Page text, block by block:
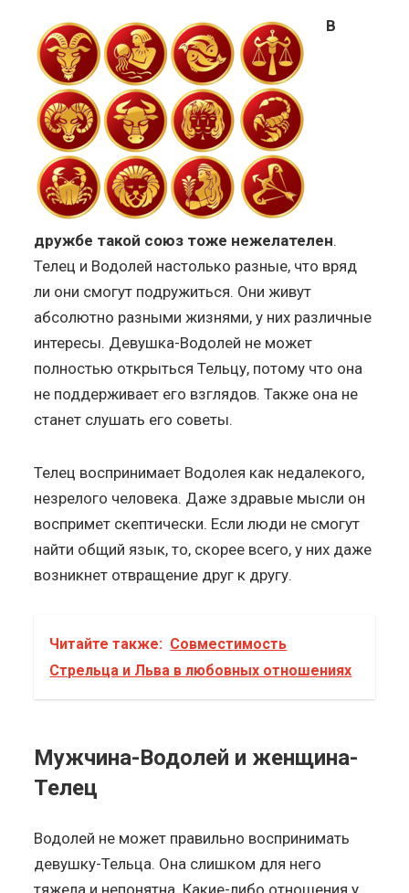
В
дружбе такой союз тоже нежелателен.
Телец и Водолей настолько разные, что вряд
ли они смогут подружиться. Они живут
абсолютно разными жизнями, у них различные
интересы. Девушка-Водолей не может
полностью открыться Тельцу, потому что она
не поддерживает его взглядов. Также она не
станет слушать его советы.
Телец воспринимает Водолея как недалекого,
незрелого человека. Даже здравые мысли он
воспримет скептически. Если люди не смогут
найти общий язык, то, скорее всего, у них даже
возникнет отвращение друг к другу.
Читайте также: Совместимость
Стрельца и Льва в любовных отношениях
Мужчина-Водолей и женщина-
Телец
Водолей не может правильно воспринимать
девушку-Тельца. Она слишком для него
тяжела и непонятна. Какие-либо отношения у